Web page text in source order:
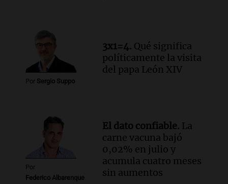
Por Sergio Suppo
3x1=4. Qué significa
políticamente la visita
del papa León XIV
Por
Federico Albarenque
El dato confiable. La
carne vacuna bajó
0,02% en julio y
acumula cuatro meses
sin aumentos